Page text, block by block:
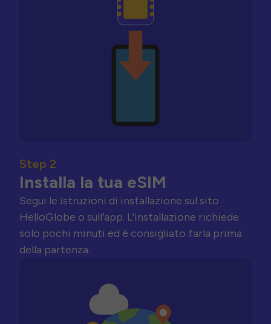
Step 2
Installa la tua eSIM
Segui le istruzioni di installazione sul sito
HelloGlobe o sull’app. L’installazione richiede
solo pochi minuti ed è consigliato farla prima
della partenza.